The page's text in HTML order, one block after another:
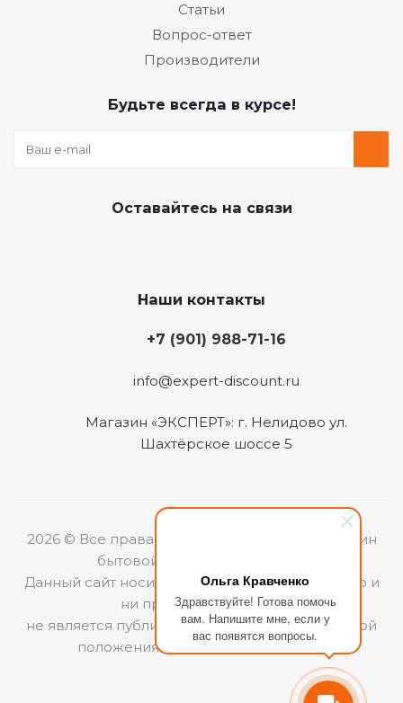
Ольга Кравченко
Здравствуйте! Готова помочь
вам. Напишите мне, если у
вас появятся вопросы.
Статьи
Вопрос-ответ
Производители
Будьте всегда в курсе!
Оставайтесь на связи
Наши контакты
+7 (901) 988-71-16
info@expert-discount.ru
Магазин «ЭКСПЕРТ»: г. Нелидово ул.
Шахтёрское шоссе 5
2026 © Все права защищены. Интернет-магазин
бытовой техники «ЭКСПЕРТ».
Данный сайт носит информационный характер и
ни при каких условиях
не является публичной офертой, определяемой
положениями Статьи 437 (2) ГКРФ.